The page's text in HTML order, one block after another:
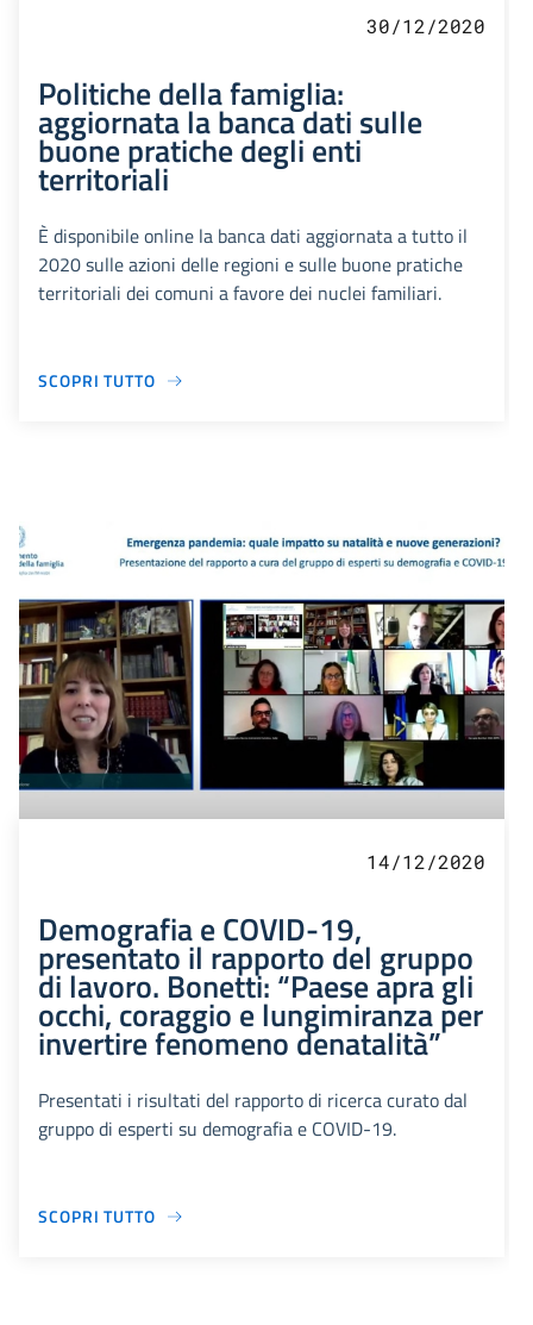
30/12/2020
Politiche della famiglia:
aggiornata la banca dati sulle
buone pratiche degli enti
territoriali
È disponibile online la banca dati aggiornata a tutto il
2020 sulle azioni delle regioni e sulle buone pratiche
territoriali dei comuni a favore dei nuclei familiari.
SCOPRI TUTTO
14/12/2020
Demografia e COVID-19,
presentato il rapporto del gruppo
di lavoro. Bonetti: “Paese apra gli
occhi, coraggio e lungimiranza per
invertire fenomeno denatalità”
Presentati i risultati del rapporto di ricerca curato dal
gruppo di esperti su demografia e COVID-19.
SCOPRI TUTTO